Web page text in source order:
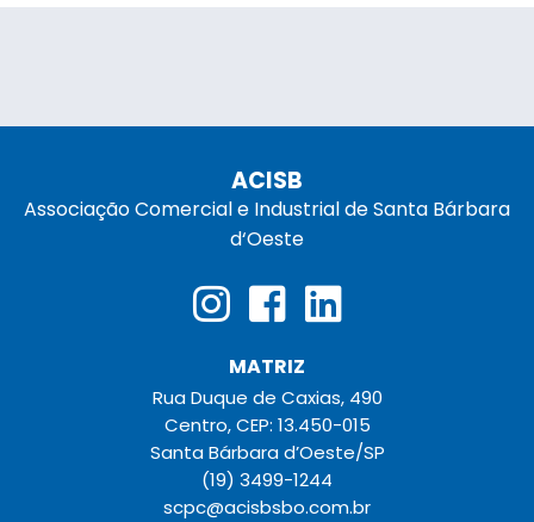
ACISB
Associação Comercial e Industrial de Santa Bárbara
d‘Oeste
MATRIZ
Rua Duque de Caxias, 490
Centro, CEP: 13.450-015
Santa Bárbara d’Oeste/SP
(19) 3499-1244
scpc@acisbsbo.com.br